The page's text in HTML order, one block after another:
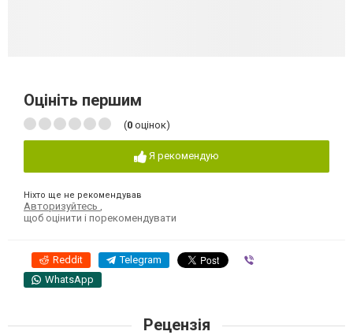
Оцініть першим
(0 оцінок)
Я рекомендую
Ніхто ще не рекомендував
Авторизуйтесь
щоб оцінити і порекомендувати
Reddit Telegram
WhatsApp
Рецензія